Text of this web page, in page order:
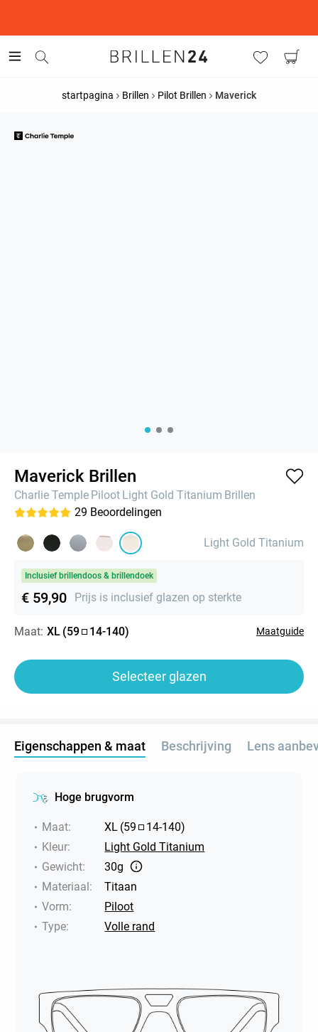
startpagina Brillen Pilot Brillen Maverick
Maverick Brillen
Charlie Temple Piloot Light Gold Titanium Brillen
29 Beoordelingen
Light Gold Titanium
Inclusief brillendoos & brillendoek
€ 59,90 Prijs is inclusief glazen op sterkte
Maat: XL (59 14-140) Maatguide
Selecteer glazen
Eigenschappen & maat Beschrijving Lens
Hoge brugvorm
Maat: XL (59 14-140)
Kleur:
Light Gold Titanium
Gewicht:
30g
Materiaal:
Titaan
Vorm:
Piloot
Type: Volle rand